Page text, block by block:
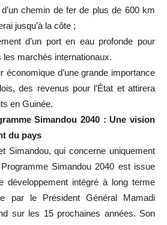
chemin de fer de plus de 600 km
jusqu’à la côte ;
d’un port en eau profonde pour
les marchés internationaux.
économique d’une grande importance
des revenus pour l’État et attirera
en Guinée.
Simandou 2040 : Une vision
du pays
Simandou, qui concerne uniquement
Simandou 2040 est issue
développement intégré à long terme
par le Président Général Mamadi
sur les 15 prochaines années. Son